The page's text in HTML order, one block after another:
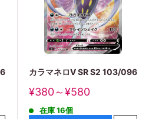
カラマネロV SR S2 103/096
販
価
¥380～¥580
在庫 16個